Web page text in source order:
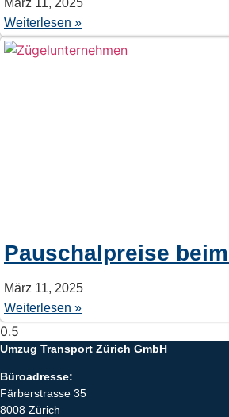
Weiterlesen »
Pauschalpreise
März 11, 2025
Weiterlesen »
Umzug Transport Zürich GmbH
Büroadresse:
Färberstrasse 35
8008 Zürich